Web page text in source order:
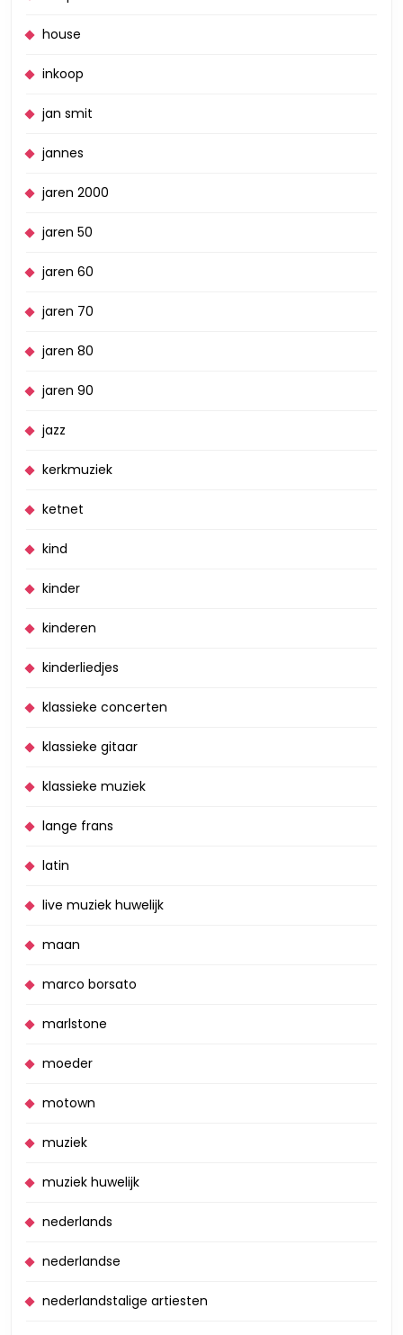
house
inkoop
jan smit
jannes
jaren 2000
jaren 50
jaren 60
jaren 70
jaren 80
jaren 90
jazz
kerkmuziek
ketnet
kind
kinder
kinderen
kinderliedjes
klassieke concerten
klassieke gitaar
klassieke muziek
lange frans
latin
live muziek huwelijk
maan
marco borsato
marlstone
moeder
motown
muziek
muziek huwelijk
nederlands
nederlandse
nederlandstalige artiesten